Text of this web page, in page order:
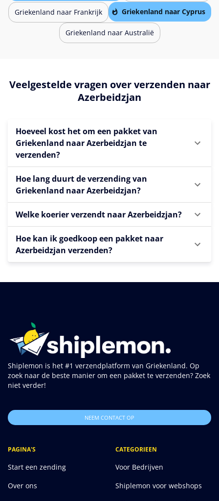
Griekenland naar Frankrijk Griekenland naar Cyprus
Griekenland naar Australië
Veelgestelde vragen over verzenden naar
Azerbeidzjan
Hoeveel kost het om een pakket van
Griekenland naar Azerbeidzjan te
verzenden?
Hoe lang duurt de verzending van
Griekenland naar Azerbeidzjan?
Welke koerier verzendt naar Azerbeidzjan?
Hoe kan ik goedkoop een pakket naar
Azerbeidzjan verzenden?
Shiplemon is het #1 verzendplatform van Griekenland. Op
zoek naar de beste manier om een pakket te verzenden? Zoek
niet verder!
NEEM CONTACT OP
PAGINA'S
Start een zending
Over ons
CATEGORIEEN
Voor Bedrijven
Shiplemon voor webshops